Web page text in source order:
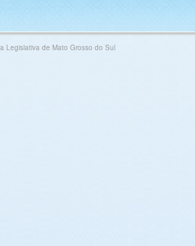
Legislativa de Mato Grosso do Sul